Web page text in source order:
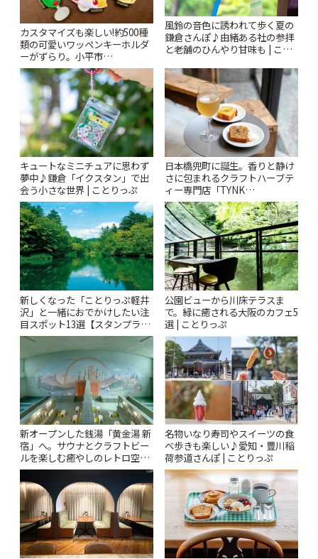
カスタマイズも楽しい!約500種
類の可愛いワッペンキーホルダ
ーがずらり。小平市
「Kimamaya T&K」 | ことりっ
ぷ
風鈴の音色に誘われて歩く夏の
鎌倉さんぽ♪由緒ある社の参拝
と老舗のひんやり甘味も | こと
キュートなミニチュアに思わず
夢中♪鎌倉「イクスタン」で出
会う小さな世界 | ことりっぷ
日本橋兜町に誕生。香りと静け
さに包まれるクラフトハーブテ
ィー専門店「TYNK
Kabutocho」 | ことりっぷ
新しくなった「ことりっぷ軽井
沢」と一緒におでかけしたい注
目スポット13選【スタンプラリ
ー開催中】 | ことりっぷ
公園ビューから川床テラスま
で。緑に癒される大阪のカフェ5
選 | ことりっぷ
新オープンした銭湯「黄金湯 新
宿」へ。サウナとクラフトビー
ルを楽しむ癒やしのレトロ空間
| ことりっぷ
名物いなり寿司やスイーツの食
べ歩きも楽しい♪愛知・豊川稲
荷参道さんぽ | ことりっぷ